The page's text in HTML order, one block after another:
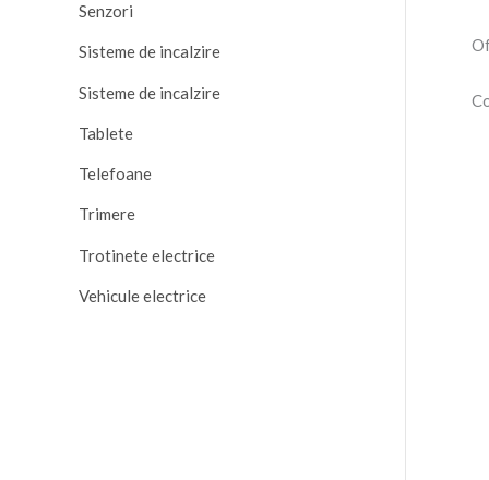
Senzori
Sisteme de incalzire
Sisteme de incalzire
Tablete
Telefoane
Trimere
Trotinete electrice
Vehicule electrice